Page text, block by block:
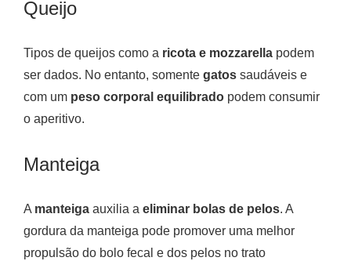
Queijo
Tipos de queijos como a ricota e mozzarella podem
ser dados. No entanto, somente gatos saudáveis e
com um peso corporal equilibrado podem consumir
o aperitivo.
Manteiga
A manteiga auxilia a eliminar bolas de pelos. A
gordura da manteiga pode promover uma melhor
propulsão do bolo fecal e dos pelos no trato